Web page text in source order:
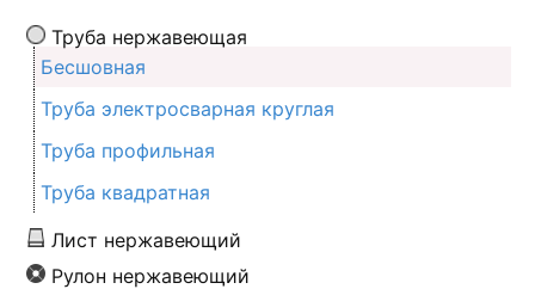
Труба нержавеющая
Бесшовная
Труба электросварная круглая
Труба профильная
Труба квадратная
Лист нержавеющий
Рулон нержавеющий